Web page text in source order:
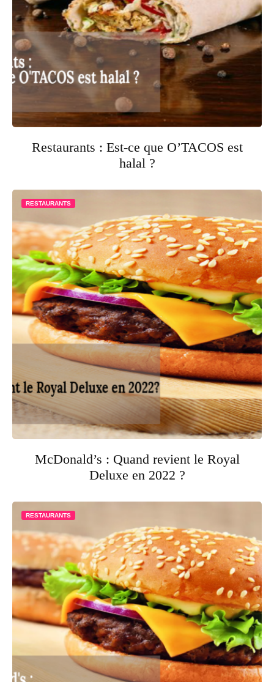
Restaurants : Est-ce que O’TACOS est
halal ?
RESTAURANTS
McDonald’s : Quand revient le Royal
Deluxe en 2022 ?
RESTAURANTS